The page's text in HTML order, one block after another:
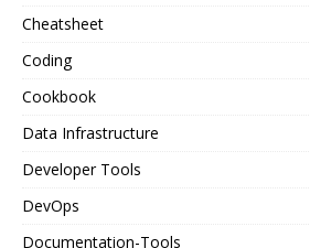
Cheatsheet
Coding
Cookbook
Data Infrastructure
Developer Tools
DevOps
Documentation-Tools